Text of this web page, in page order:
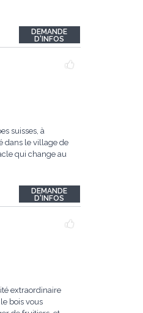
DEMANDE
D'INFOS
suisses, à
dans le village de
qui change au
DEMANDE
D'INFOS
extraordinaire
bois vous